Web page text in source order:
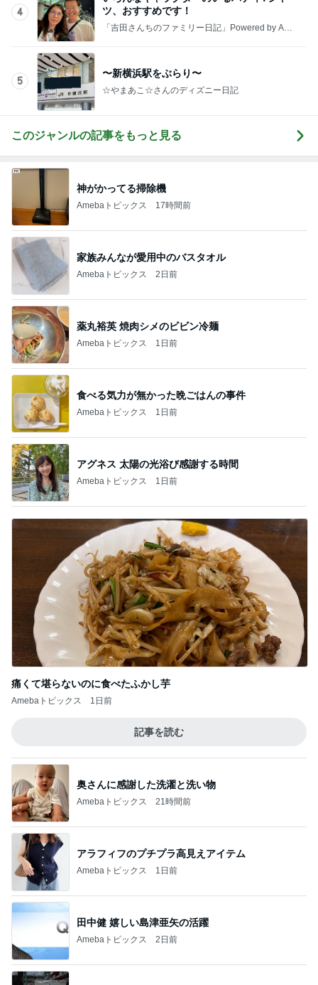
4
ツ、おすすめです！
「吉田さんちのファミリー日記」Powered by Ame
5
〜新横浜駅をぶらり〜
☆やまあこ☆さんのディズニー日記
このジャンルの記事をもっと見る
神がかってる掃除機
Amebaトピックス 17時間前
家族みんなが愛用中のバスタオル
Amebaトピックス 2日前
薬丸裕英 焼肉シメのビビン冷麺
Amebaトピックス 1日前
食べる気力が無かった晩ごはんの事件
Amebaトピックス 1日前
アグネス 太陽の光浴び感謝する時間
Amebaトピックス 1日前
痛くて堪らないのに食べたふかし芋
Amebaトピックス 1日前
記事を読む
奥さんに感謝した洗濯と洗い物
Amebaトピックス 21時間前
アラフィフのプチプラ高見えアイテム
Amebaトピックス 1日前
田中健 嬉しい島津亜矢の活躍
Amebaトピックス 2日前